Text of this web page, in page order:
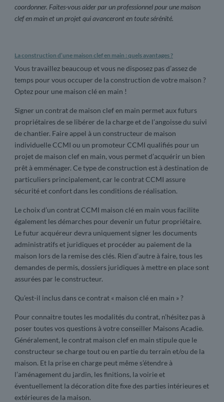
coordonner. Faites-vous aider par un professionnel pour une maison
clef en main et un projet qui avanceront en toute sérénité.
La construction d’une maison clef en main : quels avantages ?
Vous travaillez beaucoup et vous ne disposez pas d’assez de
temps pour vous occuper de la construction de votre maison ?
Optez pour une maison clé en main !
Signer un contrat de maison clef en main permet aux futurs
propriétaires de se libérer de la charge et de l’angoisse du suivi
de chantier. Faire appel à un constructeur de maison
individuelle CCMI ou un promoteur CCMI qualifiés pour un
projet de maison clef en main, vous permet d’acquérir un bien
prêt à emménager. Ce type de construction est à destination de
particuliers principalement, car le contrat CCMI assure
sécurité et confort dans les conditions de réalisation.
Le choix d’un contrat CCMI maison clé en main vous facilite
également les démarches pour devenir un futur propriétaire.
Le futur acquéreur devra uniquement signer les documents
administratifs et juridiques et procéder au paiement de la
maison lors de la remise des clés. Rien d’autre à faire, tous les
demandes de permis, dossiers juridiques à mettre en place sont
assurées par le constructeur.
Qu’est-il inclus dans ce contrat « maison clé en main » ?
Pour connaitre toutes les modalités du contrat, n’hésitez pas à
poser toutes vos questions à votre conseiller Maisons Acadie.
Généralement, le contrat maison clef en main stipule que le
constructeur se charge tout ou en partie du terrain et/ou de la
maison. Et la prise en charge peut même s’étendre à
l’aménagement du jardin, les finitions, la voirie et
éventuellement la décoration dite fixe des parties intérieures et
extérieures de la maison.